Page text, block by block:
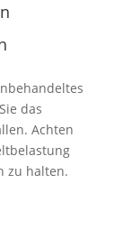
das
Achten
zu halten.